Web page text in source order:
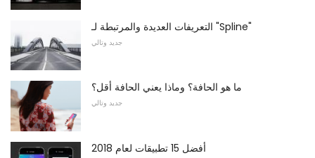
التعريفات العديدة والمرتبطة لـ "Spline"
جديد وتالي
ما هو الحافة؟ وماذا يعني الحافة أقل؟
جديد وتالي
أفضل 15 تطبيقات لعام 2018